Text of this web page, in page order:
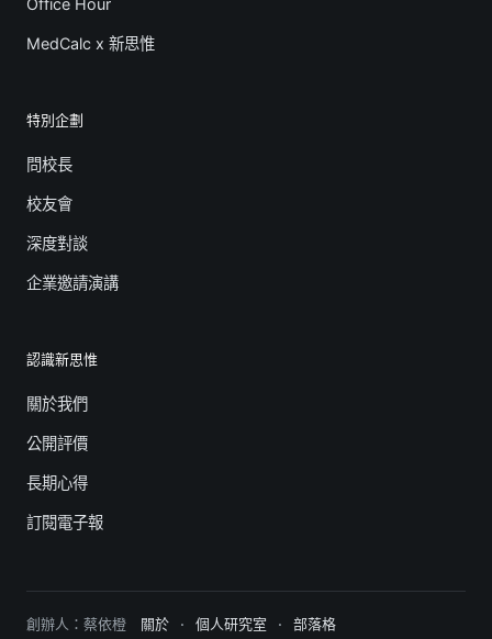
Office Hour
MedCalc x 新思惟
特別企劃
問校長
校友會
深度對談
企業邀請演講
認識新思惟
關於我們
公開評價
長期心得
訂閱電子報
創辦人：蔡依橙 關於 · 個人研究室 · 部落格